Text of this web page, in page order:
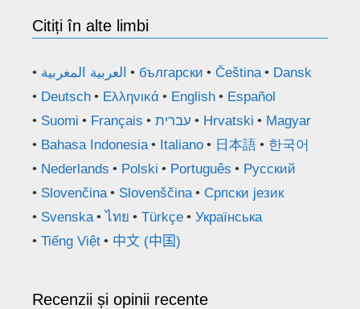
Citiți în alte limbi
العربية المغربية български Čeština
Dansk
Deutsch
Ελληνικά English
Español
Suomi
Français עברית Hrvatski
Magyar
Bahasa Indonesia
Italiano 日本語
한국어
Nederlands
Polski Português
Русский
Slovenčina
Slovenščina
Српски језик
Svenska
ไทย Türkçe
Українська
Tiếng Việt
中文 (中国)
Recenzii și opinii recente